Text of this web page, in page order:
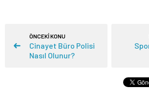
ÖNCEKİ KONU
Cinayet Büro Polisi
Nasıl Olunur?